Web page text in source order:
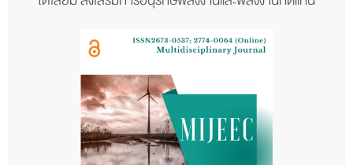
โตเลียม ส่งเสริมการอนุรักษ์พลังงานและพลังงานทดแทน